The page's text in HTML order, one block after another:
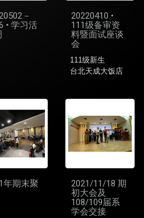
－
• 学习活
20220410 •
111级备审资
料暨面试座谈
会
111级新生
台北天成大饭店
年期末聚
2021/11/18 期
初大会及
108/109届系
学会交接